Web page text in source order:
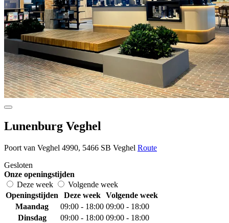
Lunenburg Veghel
Poort van Veghel 4990, 5466 SB Veghel Route
Gesloten
Onze openingstijden
Deze week
Volgende week
Openingstijden
Deze week
Volgende week
Maandag
09:00 - 18:00 09:00 - 18:00
Dinsdag
09:00 - 18:00 09:00 - 18:00